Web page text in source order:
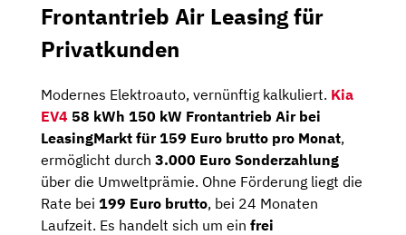
Frontantrieb Air Leasing für
Privatkunden
Modernes Elektroauto, vernünftig kalkuliert. Kia
EV4 58 kWh 150 kW Frontantrieb Air bei
LeasingMarkt für 159 Euro brutto pro Monat,
ermöglicht durch 3.000 Euro Sonderzahlung
über die Umweltprämie. Ohne Förderung liegt die
Rate bei 199 Euro brutto, bei 24 Monaten
Laufzeit. Es handelt sich um ein frei